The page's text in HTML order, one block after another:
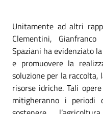
Unitamente ad altri
Clementini,
Spaziani ha evidenziato
e promuovere la
soluzione per la raccolta,
risorse idriche. Tali
mitigheranno i periodi